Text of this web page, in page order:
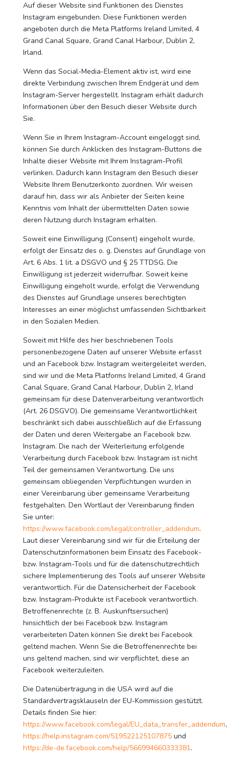
Auf dieser Website sind Funktionen des Dienstes
Instagram eingebunden. Diese Funktionen werden
angeboten durch die Meta Platforms Ireland Limited, 4
Grand Canal Square, Grand Canal Harbour, Dublin 2,
Irland.
Wenn das Social-Media-Element aktiv ist, wird eine
direkte Verbindung zwischen Ihrem Endgerät und dem
Instagram-Server hergestellt. Instagram erhält dadurch
Informationen über den Besuch dieser Website durch
Sie.
Wenn Sie in Ihrem Instagram-Account eingeloggt sind,
können Sie durch Anklicken des Instagram-Buttons die
Inhalte dieser Website mit Ihrem Instagram-Profil
verlinken. Dadurch kann Instagram den Besuch dieser
Website Ihrem Benutzerkonto zuordnen. Wir weisen
darauf hin, dass wir als Anbieter der Seiten keine
Kenntnis vom Inhalt der übermittelten Daten sowie
deren Nutzung durch Instagram erhalten.
Soweit eine Einwilligung (Consent) eingeholt wurde,
erfolgt der Einsatz des o. g. Dienstes auf Grundlage von
Art. 6 Abs. 1 lit. a DSGVO und § 25 TTDSG. Die
Einwilligung ist jederzeit widerrufbar. Soweit keine
Einwilligung eingeholt wurde, erfolgt die Verwendung
des Dienstes auf Grundlage unseres berechtigten
Interesses an einer möglichst umfassenden Sichtbarkeit
in den Sozialen Medien.
Soweit mit Hilfe des hier beschriebenen Tools
personenbezogene Daten auf unserer Website erfasst
und an Facebook bzw. Instagram weitergeleitet werden,
sind wir und die Meta Platforms Ireland Limited, 4 Grand
Canal Square, Grand Canal Harbour, Dublin 2, Irland
gemeinsam für diese Datenverarbeitung verantwortlich
(Art. 26 DSGVO). Die gemeinsame Verantwortlichkeit
beschränkt sich dabei ausschließlich auf die Erfassung
der Daten und deren Weitergabe an Facebook bzw.
Instagram. Die nach der Weiterleitung erfolgende
Verarbeitung durch Facebook bzw. Instagram ist nicht
Teil der gemeinsamen Verantwortung. Die uns
gemeinsam obliegenden Verpflichtungen wurden in
einer Vereinbarung über gemeinsame Verarbeitung
festgehalten. Den Wortlaut der Vereinbarung finden
Sie unter:
https://www.facebook.com/legal/controller_addendum.
Laut dieser Vereinbarung sind wir für die Erteilung der
Datenschutzinformationen beim Einsatz des Facebook-
bzw. Instagram-Tools und für die datenschutzrechtlich
sichere Implementierung des Tools auf unserer Website
verantwortlich. Für die Datensicherheit der Facebook
bzw. Instagram-Produkte ist Facebook verantwortlich.
Betroffenenrechte (z. B. Auskunftsersuchen)
hinsichtlich der bei Facebook bzw. Instagram
verarbeiteten Daten können Sie direkt bei Facebook
geltend machen. Wenn Sie die Betroffenenrechte bei
uns geltend machen, sind wir verpflichtet, diese an
Facebook weiterzuleiten.
Die Datenübertragung in die USA wird auf die
Standardvertragsklauseln der EU-Kommission gestützt.
Details finden Sie hier:
https://www.facebook.com/legal/EU_data_transfer_addendum,
https://help.instagram.com/519522125107875und
https://de-de.facebook.com/help/566994660333381.